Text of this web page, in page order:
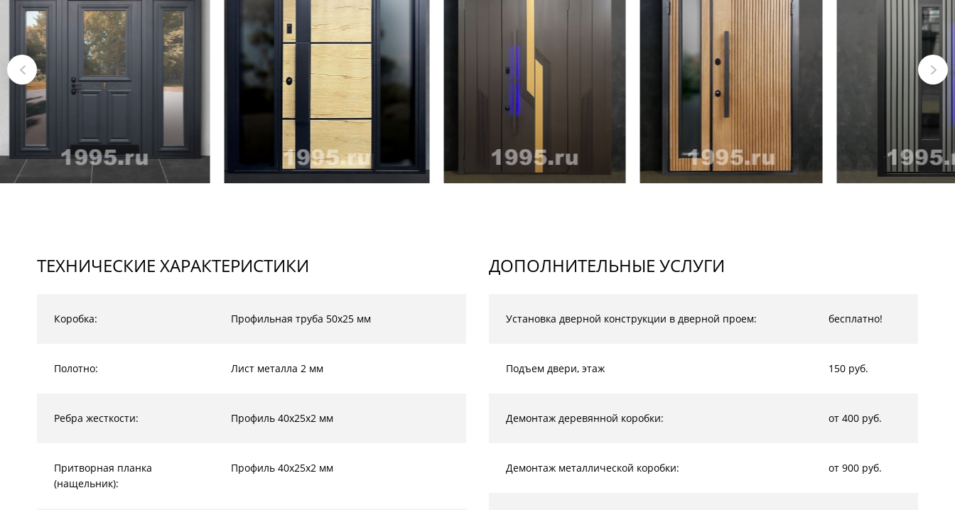
ТЕХНИЧЕСКИЕ ХАРАКТЕРИСТИКИ
Коробка: Профильная труба 50х25 мм
Полотно: Лист металла 2 мм
Ребра жесткости: Профиль 40х25х2 мм
Притворная планка
(нащельник):
Профиль 40х25х2 мм
ДОПОЛНИТЕЛЬНЫЕ УСЛУГИ
Установка дверной конструкции в дверной проем: бесплатно!
Подъем двери, этаж 150 руб.
Демонтаж деревянной коробки: от 400 руб.
Демонтаж металлической коробки: от 900 руб.